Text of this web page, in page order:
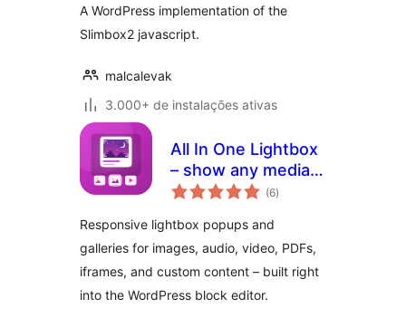
A WordPress implementation of the
Slimbox2 javascript.
malcalevak
3.000+ de instalações ativas
All In One Lightbox
– show any media
in beautiful popups
(6total
de
)
Responsive lightbox popups and
galleries for images, audio, video, PDFs,
iframes, and custom content – built right
into the WordPress block editor.